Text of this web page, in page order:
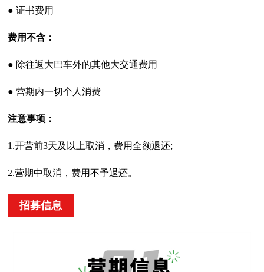
● 证书费用
费用不含：
● 除往返大巴车外的其他大交通费用
● 营期内一切个人消费
注意事项：
1.开营前3天及以上取消，费用全额退还;
2.营期中取消，费用不予退还。
招募信息